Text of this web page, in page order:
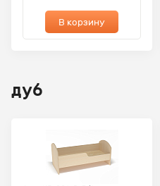
В корзину
дуб